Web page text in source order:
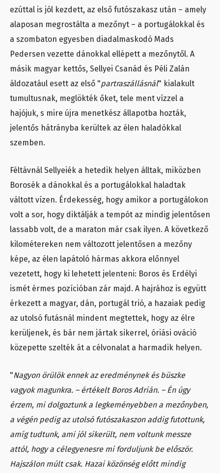
ezúttal is jól kezdett, az első futószakasz után – amely
alaposan megrostálta a mezőnyt – a portugálokkal és
a szombaton egyesben diadalmaskodó Mads
Pedersen vezette dánokkal ellépett a mezőnytől. A
másik magyar kettős, Sellyei Csanád és Péli Zalán
áldozatául esett az első "partraszállásnál" kialakult
tumultusnak, meglökték őket, tele ment vízzel a
hajójuk, s mire újra menetkész állapotba hozták,
jelentős hátrányba kerültek az élen haladókkal
szemben.
Féltávnál Sellyeiék a hetedik helyen álltak, miközben
Borosék a dánokkal és a portugálokkal haladtak
váltott vízen. Érdekesség, hogy amikor a portugálokon
volt a sor, hogy diktálják a tempót az mindig jelentősen
lassabb volt, de a maraton már csak ilyen. A következő
kilométereken nem változott jelentősen a mezőny
képe, az élen lapátoló hármas akkora előnnyel
vezetett, hogy ki lehetett jelenteni: Boros és Erdélyi
ismét érmes pozícióban zár majd. A hajrához is együtt
érkezett a magyar, dán, portugál trió, a hazaiak pedig
az utolsó futásnál mindent megtettek, hogy az élre
kerüljenek, és bár nem jártak sikerrel, óriási ováció
közepette szelték át a célvonalat a harmadik helyen.
"Nagyon örülök ennek az eredménynek és büszke
vagyok magunkra. – értékelt Boros Adrián. – Én úgy
érzem, mi dolgoztunk a legkeményebben a mezőnyben,
a végén pedig az utolsó futószakaszon addig futottunk,
amíg tudtunk, ami jól sikerült, nem voltunk messze
attól, hogy a célegyenesre mi forduljunk be először.
Hajszálon múlt csak. Hazai közönség előtt mindig